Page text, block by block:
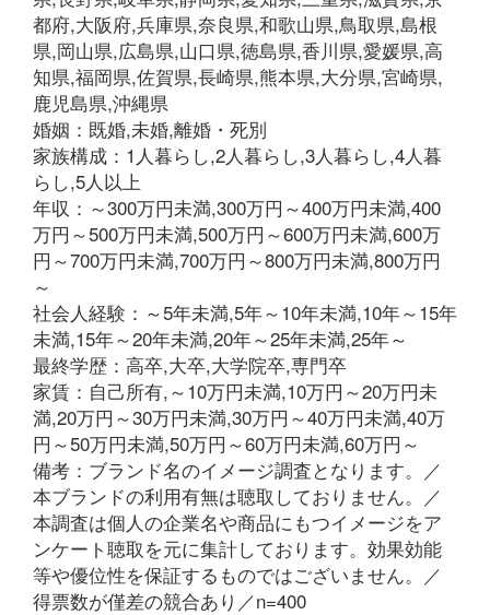
都府,大阪府,兵庫県,奈良県,和歌山県,鳥取県,島根
県,岡山県,広島県,山口県,徳島県,香川県,愛媛県,高
知県,福岡県,佐賀県,長崎県,熊本県,大分県,宮崎県,
鹿児島県,沖縄県
婚姻：既婚,未婚,離婚・死別
家族構成：1人暮らし,2人暮らし,3人暮らし,4人暮
らし,5人以上
年収：～300万円未満,300万円～400万円未満,400
万円～500万円未満,500万円～600万円未満,600万
円～700万円未満,700万円～800万円未満,800万円
～
社会人経験：～5年未満,5年～10年未満,10年～15年
未満,15年～20年未満,20年～25年未満,25年～
最終学歴：高卒,大卒,大学院卒,専門卒
家賃：自己所有,～10万円未満,10万円～20万円未
満,20万円～30万円未満,30万円～40万円未満,40万
円～50万円未満,50万円～60万円未満,60万円～
備考：ブランド名のイメージ調査となります。／
本ブランドの利用有無は聴取しておりません。／
本調査は個人の企業名や商品にもつイメージをア
ンケート聴取を元に集計しております。効果効能
等や優位性を保証するものではございません。／
得票数が僅差の競合あり／n=400